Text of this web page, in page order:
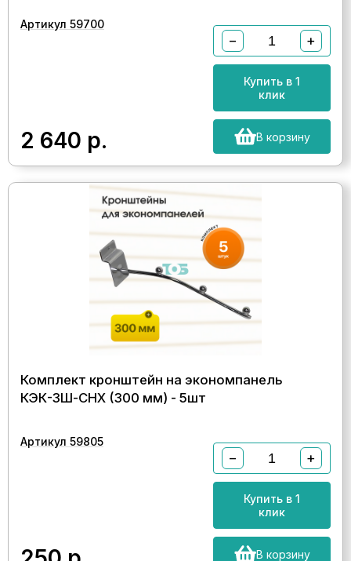
Артикул 59700
2 640 р.
− +
Купить в 1
клик
В корзину
Комплект кронштейн на экономпанель
КЭК-3Ш-СНХ (300 мм) - 5шт
Артикул 59805
− +
Купить в 1
клик
В корзину